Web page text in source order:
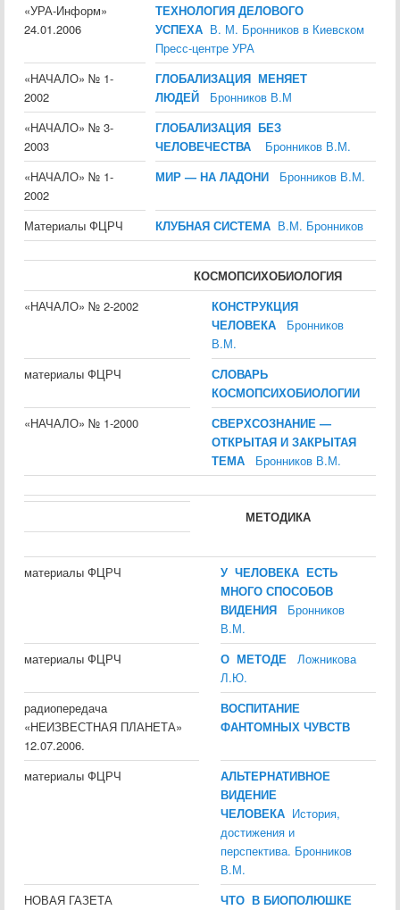
«УРА-Информ»
24.01.2006
ТЕХНОЛОГИЯ ДЕЛОВОГО
УСПЕХА В. М. Бронников в Киевском
Пресс-центре УРА
«НАЧАЛО» № 1-
2002
ГЛОБАЛИЗАЦИЯ МЕНЯЕТ
ЛЮДЕЙ Бронников В.М
«НАЧАЛО» № 3-
2003
ГЛОБАЛИЗАЦИЯ БЕЗ
ЧЕЛОВЕЧЕСТВА
Бронников В.М.
«НАЧАЛО» № 1-
2002
МИР — НА ЛАДОНИ Бронников В.М.
Материалы ФЦРЧ КЛУБНАЯ СИСТЕМА В.М. Бронников
КОСМОПСИХОБИОЛОГИЯ
«НАЧАЛО» № 2-2002
КОНСТРУКЦИЯ
ЧЕЛОВЕКА Бронников
В.М.
материалы ФЦРЧ
СЛОВАРЬ
КОСМОПСИХОБИОЛОГИИ
«НАЧАЛО» № 1-2000
СВЕРХСОЗНАНИЕ —
ОТКРЫТАЯ И ЗАКРЫТАЯ
ТЕМА Бронников В.М.
МЕТОДИКА
материалы ФЦРЧ
У ЧЕЛОВЕКА ЕСТЬ
МНОГО СПОСОБОВ
ВИДЕНИЯБронников
В.М.
материалы ФЦРЧ
О МЕТОДЕЛожникова
Л.Ю.
радиопередача
«НЕИЗВЕСТНАЯ ПЛАНЕТА»
12.07.2006.
ВОСПИТАНИЕ
ФАНТОМНЫХ ЧУВСТВ
материалы ФЦРЧ
АЛЬТЕРНАТИВНОЕ
ВИДЕНИЕ
ЧЕЛОВЕКА История,
достижения и
перспектива. Бронников
В.М.
НОВАЯ ГАЗЕТА
ЧТО В БИОПОЛЮШКЕ